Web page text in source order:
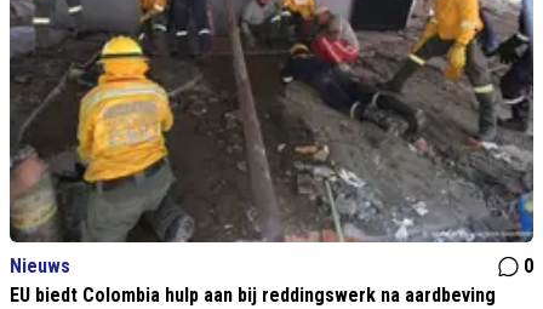
Nieuws
0
EU biedt Colombia hulp aan bij reddingswerk na aardbeving